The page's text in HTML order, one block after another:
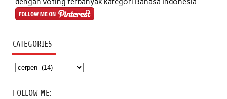
CATEGORIES
Categories
FOLLOW ME: